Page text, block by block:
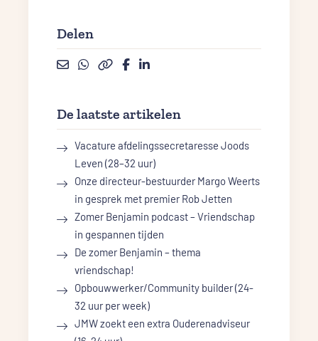
Delen
De laatste artikelen
Vacature afdelingssecretaresse Joods
Leven (28–32 uur)
Onze directeur-bestuurder Margo Weerts
in gesprek met premier Rob Jetten
Zomer Benjamin podcast – Vriendschap
in gespannen tijden
De zomer Benjamin – thema
vriendschap!
Opbouwwerker/Community builder (24-
32 uur per week)
JMW zoekt een extra Ouderenadviseur